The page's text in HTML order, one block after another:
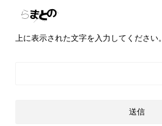
上に表示された文字を入力してください。